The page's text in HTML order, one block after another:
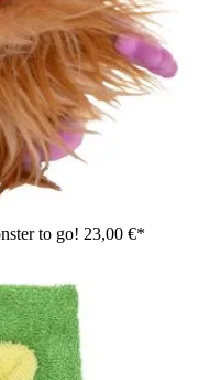
to go! 23,00 €*